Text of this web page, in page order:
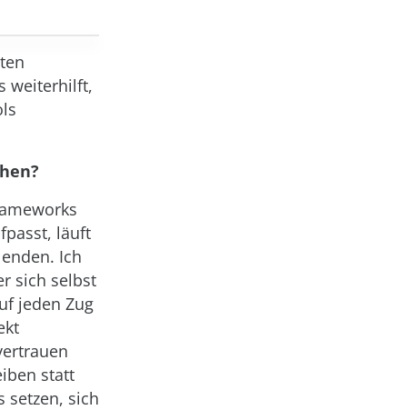
weiterhilft,
läuft
Ich
sich selbst
jeden Zug
statt
setzen, sich